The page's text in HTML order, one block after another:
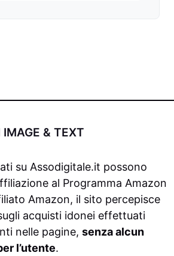
& TEXT
su Assodigitale.it possono
al Programma Amazon
Amazon, il sito percepisce
acquisti idonei effettuati
nelle pagine, senza alcun
l’utente.